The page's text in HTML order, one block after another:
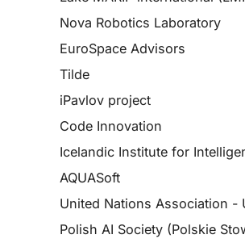
Nova Robotics Laboratory
EuroSpace Advisors
Tilde
iPavlov project
Code Innovation
Icelandic Institute for
AQUASoft
United Nations Association -
Polish AI Society (Polskie